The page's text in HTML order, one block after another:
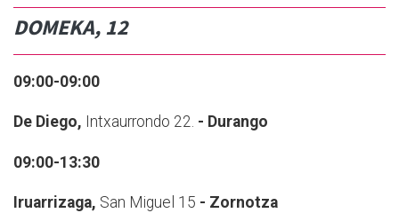
DOMEKA, 12
09:00-09:00
De Diego, Intxaurrondo 22. - Durango
09:00-13:30
Iruarrizaga, San Miguel 15 - Zornotza